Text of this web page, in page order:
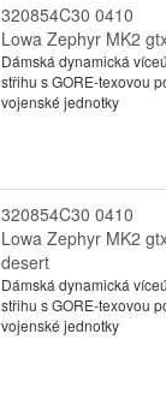
320854C30 0410
Lowa Zephyr MK2
Dámská dynamická
střihu s GORE-texovou
vojenské jednotky
320854C30 0410
Lowa Zephyr MK2
desert
Dámská dynamická
střihu s GORE-texovou
vojenské jednotky